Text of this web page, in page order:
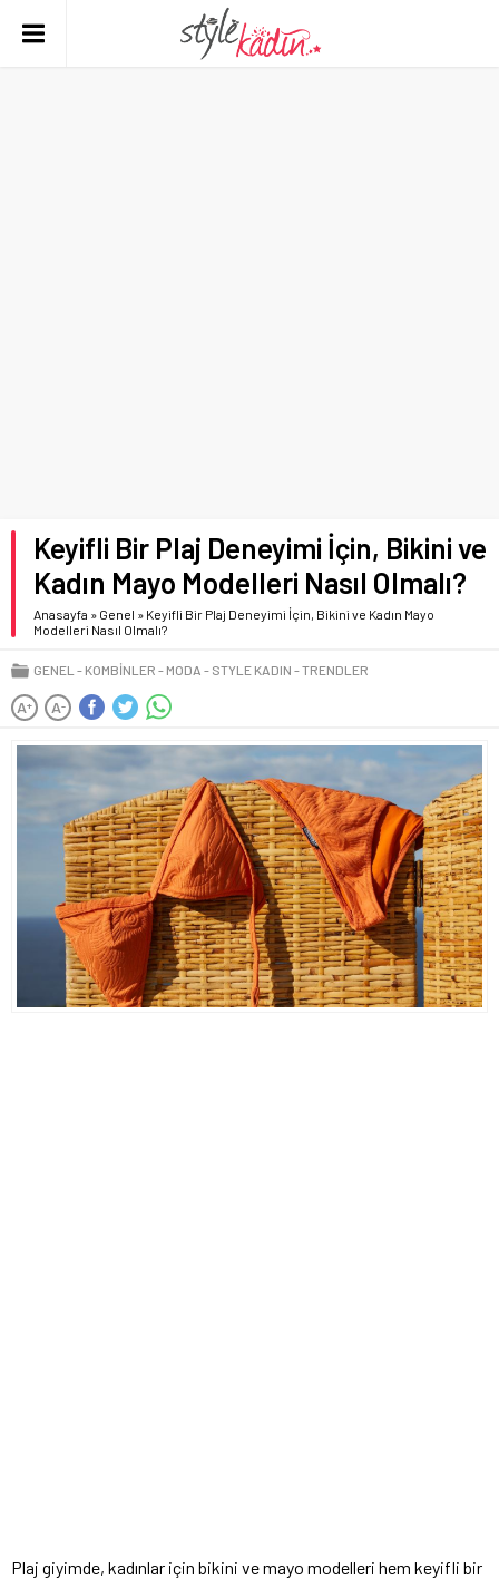
Keyifli Bir Plaj Deneyimi İçin, Bikini ve
Kadın Mayo Modelleri Nasıl Olmalı?
Anasayfa » Genel » Keyifli Bir Plaj Deneyimi İçin, Bikini ve Kadın Mayo
Modelleri Nasıl Olmalı?
GENEL KOMBINLER MODA STYLE KADIN TRENDLER
A+ A-
Plaj giyimde, kadınlar için bikini ve mayo modelleri hem keyifli bir